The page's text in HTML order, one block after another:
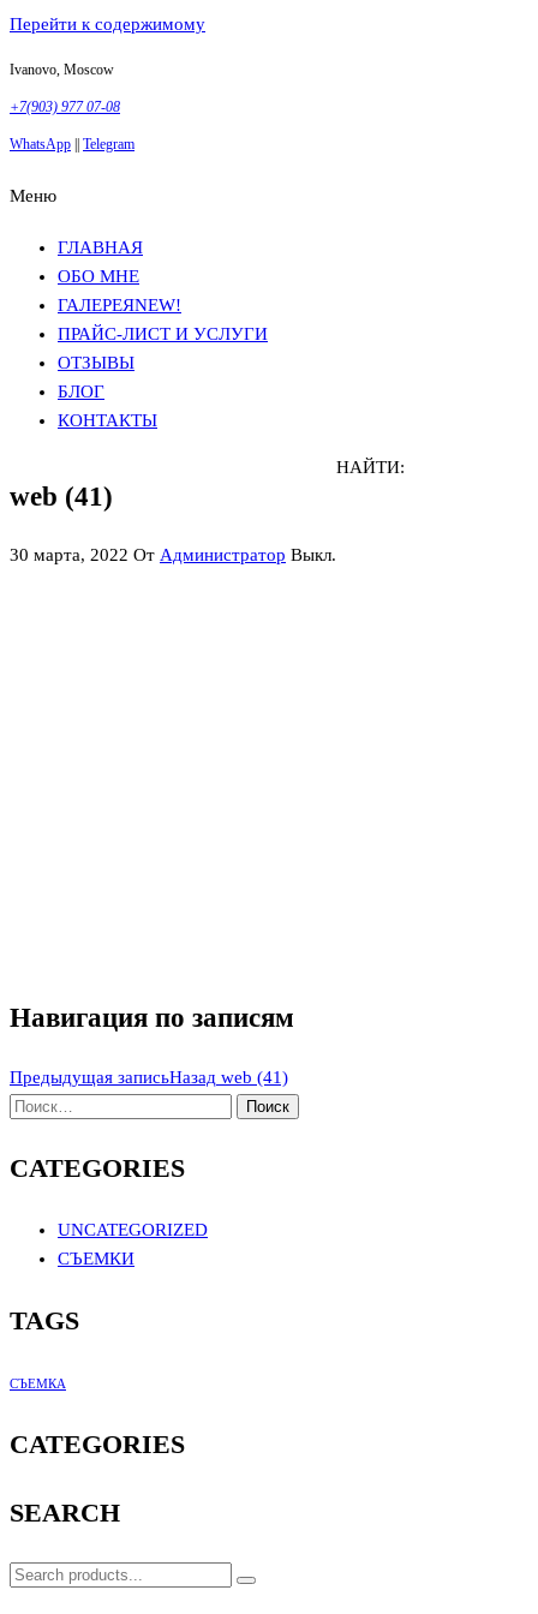
Перейти к содержимому
Ivanovo, Moscow
+7(903) 977 07-08
WhatsApp Telegram
Меню
ГЛАВНАЯ
ОБО МНЕ
ГАЛЕРЕЯNEW!
ПРАЙС-ЛИСТ И УСЛУГИ
ОТЗЫВЫ
БЛОГ
КОНТАКТЫ
web (41)
30 марта, 2022 От Администратор Выкл.
Навигация по записям
Предыдущая записьНазад web (41)
НАЙТИ:
CATEGORIES
UNCATEGORIZED
СЪЕМКИ
TAGS
СЪЕМКА
CATEGORIES
SEARCH